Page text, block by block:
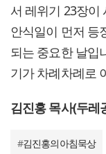
서 레위기 23장이
안식일이 먼저 등
되는 중요한 날입
기가 차례차례로
김진홍 목사(두레
#김진홍의아침묵상